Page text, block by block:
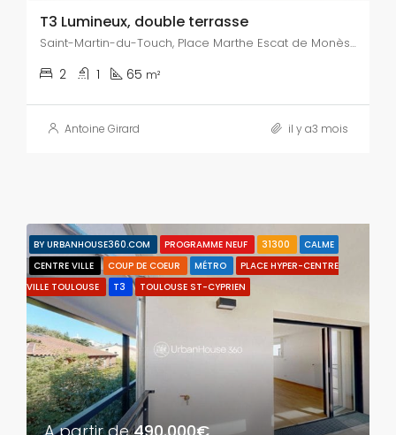
T3 Lumineux, double terrasse
Saint-Martin-du-Touch, Place Marthe Escat de Monès, Chabanassy, Fleurance, Arènes Romaines / Ancely / Saint-Martin du Touch / Purpan, Toulouse, Haute-Garonne, Occitanie, France métropolitaine, 31300, France
2 1 65 m²
Antoine Girard il y a3 mois
BY URBANHOUSE360.COM PROGRAMME NEUF 31300
CALME
CENTRE VILLE
COUP DE COEUR MÉTRO
PLACE HYPER-CENTRE
VILLE TOULOUSE
T3 TOULOUSE ST-CYPRIEN